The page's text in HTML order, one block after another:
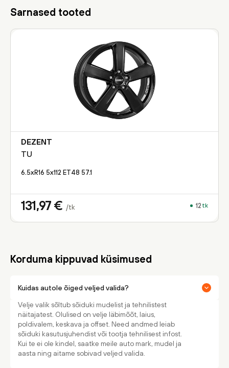
Sarnased tooted
DEZENT
TU
6.5xR16 5x112 ET48 57.1
131,97 € /tk 12 tk
Korduma kippuvad küsimused
Kuidas autole õiged veljed valida?
Velje valik sõltub sõiduki mudelist ja tehnilistest
näitajatest. Olulised on velje läbimõõt, laius,
poldivalem, keskava ja offset. Need andmed leiab
sõiduki kasutusjuhendist või tootja tehnilisest infost.
Kui te ei ole kindel, saatke meile auto mark, mudel ja
aasta ning aitame sobivad veljed valida.